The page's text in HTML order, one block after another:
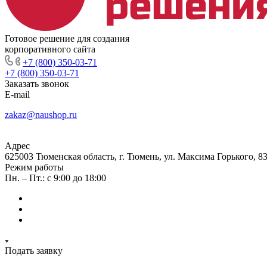
Готовое решение для создания
корпоративного сайта
+7 (800) 350-03-71
+7 (800) 350-03-71
Заказать звонок
E-mail
zakaz@naushop.ru
Адрес
625003 Тюменская область, г. Тюмень, ул. Максима Горького,
Режим работы
Пн. – Пт.: с 9:00 до 18:00
Подать заявку